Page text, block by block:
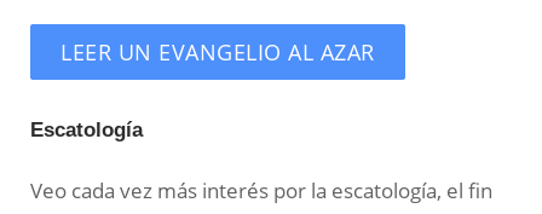
LEER UN EVANGELIO AL AZAR
Escatología
Veo cada vez más interés por la escatología, el fin